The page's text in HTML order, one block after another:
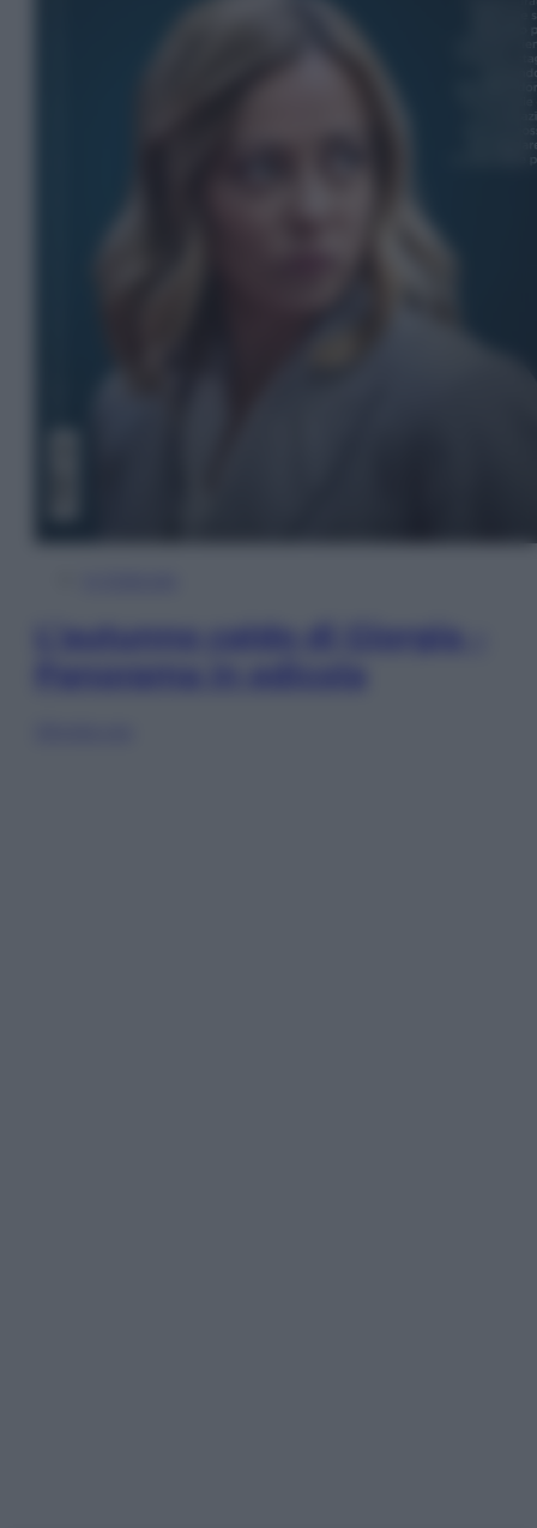
L’autunno caldo di Giorgia –